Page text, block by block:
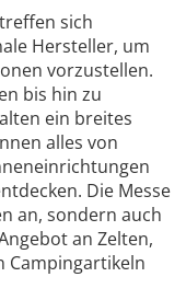
sich
Hersteller, um
vorzustellen.
bis hin zu
ein breites
alles von
Die Messe
an, sondern auch
an Zelten,
Campingartikeln